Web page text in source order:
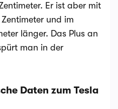
Er ist aber mit
und im
länger. Das Plus an
man in der
Daten zum Tesla